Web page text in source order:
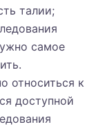
талии;
самое
относиться к
доступной